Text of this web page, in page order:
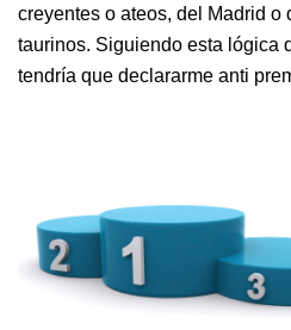
creyentes o ateos, del Madrid o
taurinos. Siguiendo esta lógica
tendría que declararme anti